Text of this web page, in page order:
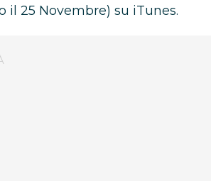
il 25 Novembre) su iTunes.